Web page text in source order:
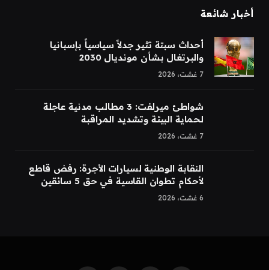
أخبار شائعة
أحداث سبتة تثير جدلاً سياسياً بإسبانيا
والبرتغال بشأن مونديال 2030
7 غشت، 2026
شواطئ ميرلفت: 3 مطالب مدنية عاجلة
لحماية البيئة وتشديد المراقبة
7 غشت، 2026
النقابة الوطنية لسيارات الأجرة: رفض قاطع
لأحكام تطوان القاسية في حق 5 سائقين
6 غشت، 2026